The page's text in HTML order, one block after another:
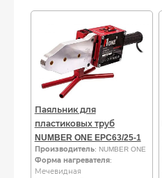
Паяльник для
пластиковых труб
NUMBER ONE EPC63/25-1
Производитель: NUMBER ONE
Форма нагревателя:
Мечевидная